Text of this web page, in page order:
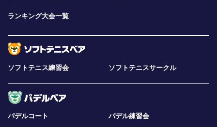
ランキング大会一覧
ソフトテニス練習会 ソフトテニスサークル
パデルコート
パデル練習会